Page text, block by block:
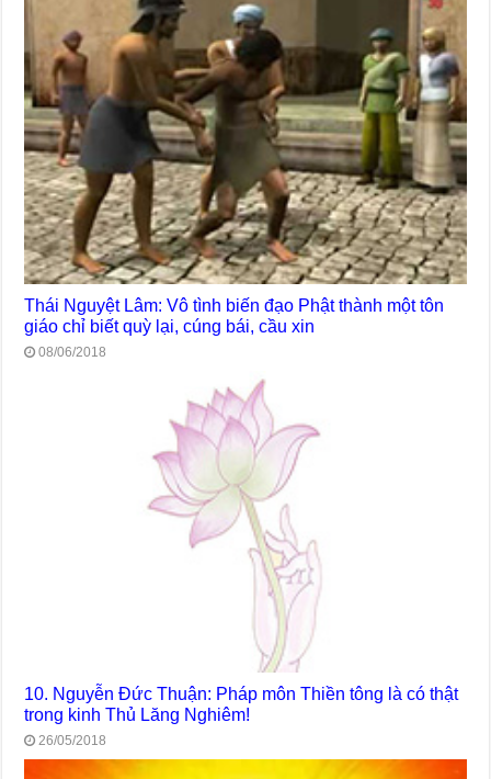
Thái Nguyệt Lâm: Vô tình biến đạo Phật thành một tôn
giáo chỉ biết quỳ lại, cúng bái, cầu xin
08/06/2018
10. Nguyễn Đức Thuận: Pháp môn Thiền tông là có thật
trong kinh Thủ Lăng Nghiêm!
26/05/2018